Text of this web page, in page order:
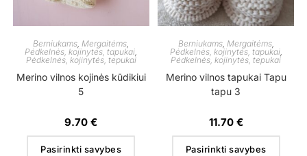
Berniukams,Mergaitėms,
Pėdkelnės, kojinytės, tapukai,
Pėdkelnės, kojinytės, tepukai
Merino vilnos kojinės kūdikiui
5
9.70€
Pasirinkti savybes
Berniukams, Mergaitėms,
Pėdkelnės, kojinytės, tapukai,
Pėdkelnės, kojinytės, tepukai
Merino vilnos tapukai Tapu
tapu 3
11.70 €
Pasirinkti savybes